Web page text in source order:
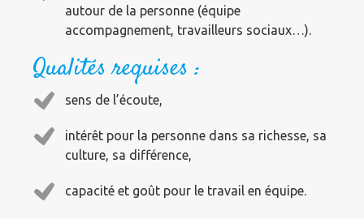
autour de la personne (équipe
accompagnement, travailleurs sociaux…).
Qualités requises :
sens de l’écoute,
intérêt pour la personne dans sa richesse, sa
culture, sa différence,
capacité et goût pour le travail en équipe.